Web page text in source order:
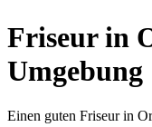
Friseur in
Umgebung
Einen guten Friseur in